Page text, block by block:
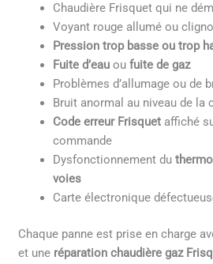
Chaudière Frisquet qui ne
Voyant rouge allumé ou
Pression trop basse ou trop
Fuite d’eau oufuite de gaz
Problèmes d’allumage ou de
Bruit anormal au niveau de la
Code erreur Frisquet affiché
commande
Dysfonctionnement du
voies
Carte électronique
Chaque panne est prise en charge
et une réparation chaudière gaz